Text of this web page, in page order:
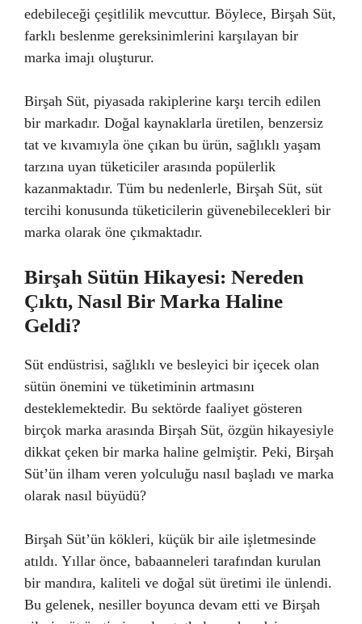
edebileceği çeşitlilik mevcuttur. Böylece, Birşah Süt,
farklı beslenme gereksinimlerini karşılayan bir
marka imajı oluşturur.
Birşah Süt, piyasada rakiplerine karşı tercih edilen
bir markadır. Doğal kaynaklarla üretilen, benzersiz
tat ve kıvamıyla öne çıkan bu ürün, sağlıklı yaşam
tarzına uyan tüketiciler arasında popülerlik
kazanmaktadır. Tüm bu nedenlerle, Birşah Süt, süt
tercihi konusunda tüketicilerin güvenebilecekleri bir
marka olarak öne çıkmaktadır.
Birşah Sütün Hikayesi: Nereden
Çıktı, Nasıl Bir Marka Haline
Geldi?
Süt endüstrisi, sağlıklı ve besleyici bir içecek olan
sütün önemini ve tüketiminin artmasını
desteklemektedir. Bu sektörde faaliyet gösteren
birçok marka arasında Birşah Süt, özgün hikayesiyle
dikkat çeken bir marka haline gelmiştir. Peki, Birşah
Süt’ün ilham veren yolculuğu nasıl başladı ve marka
olarak nasıl büyüdü?
Birşah Süt’ün kökleri, küçük bir aile işletmesinde
atıldı. Yıllar önce, babaanneleri tarafından kurulan
bir mandıra, kaliteli ve doğal süt üretimi ile ünlendi.
Bu gelenek, nesiller boyunca devam etti ve Birşah